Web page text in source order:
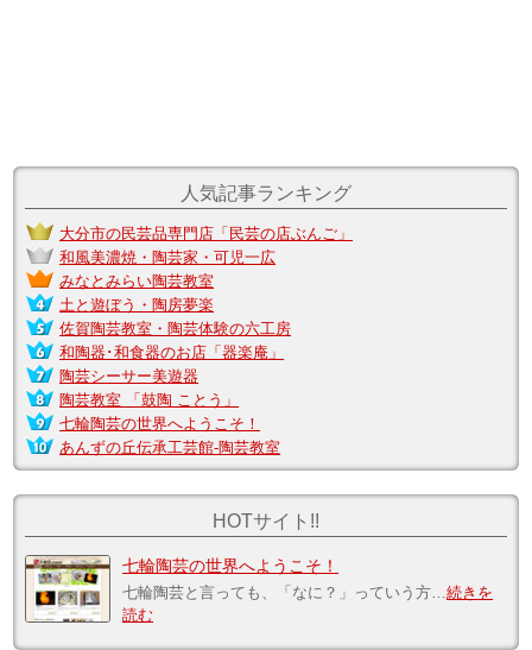
人気記事ランキング
大分市の民芸品専門店「民芸の店ぶんご」
和風美濃焼・陶芸家・可児一広
みなとみらい陶芸教室
土と遊ぼう・陶房夢楽
佐賀陶芸教室・陶芸体験の六工房
和陶器･和食器のお店「器楽庵」
陶芸シーサー美遊器
陶芸教室 「鼓陶 ことう」
七輪陶芸の世界へようこそ！
あんずの丘伝承工芸館-陶芸教室
HOTサイト!!
七輪陶芸の世界へようこそ！
七輪陶芸と言っても、「なに？」っていう方…続きを
読む